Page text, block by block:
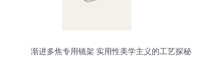
渐进多焦专用镜架 实用性美学主义的工艺探秘